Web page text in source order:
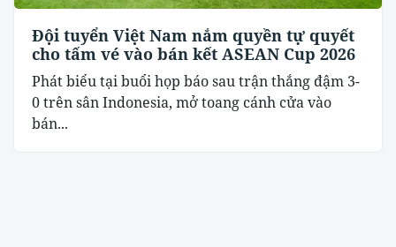
Đội tuyển Việt Nam nắm quyền tự quyết
cho tấm vé vào bán kết ASEAN Cup 2026
Phát biểu tại buổi họp báo sau trận thắng đậm 3-
0 trên sân Indonesia, mở toang cánh cửa vào
bán...